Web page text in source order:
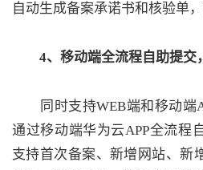
自动生成备案承诺书和核验单
4、移动端全流程自助提交
同时支持WEB端和移动端
通过移动端华为云APP全流程
支持首次备案、新增网站、新